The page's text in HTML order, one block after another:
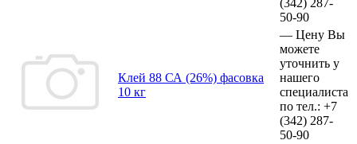
50-90
Клей 88 СА (26%) фасовка
10 кг
— Цену Вы
можете
уточнить у
нашего
специалиста
по тел.: +7
(342) 287-
50-90